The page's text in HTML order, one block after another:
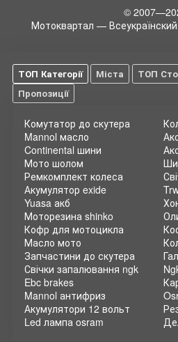
©
Мотоквартал —
ТОП Категорії Міста ТОП
Пропозиції
Комутатор до скутера
Mannol масло
Continental шини
Мото шолом
Ремкомплект колеса
Акумулятор exide
Yuasa акб
Моторезина shinko
Кофр для мотоцикла
Масло мото
Запчастини до скутера
Свічки запалювання ngk
Ebc brakes
Mannol антифриз
Акумулятори 12 вольт
Led лампа osram